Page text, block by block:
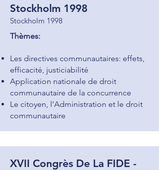
Stockholm 1998
Stockholm 1998
Thèmes:
Les directives communautaires: effets,
efficacité, justiciabilité
Application nationale de droit
communautaire de la concurrence
Le citoyen, l’Administration et le droit
communautaire
XVII Congrès De La FIDE -